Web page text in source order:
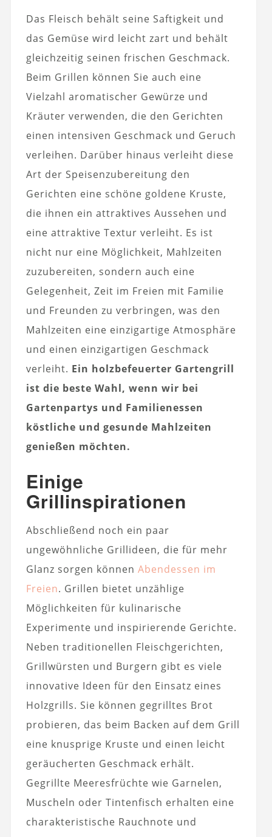
Das Fleisch behält seine Saftigkeit und
das Gemüse wird leicht zart und behält
gleichzeitig seinen frischen Geschmack.
Beim Grillen können Sie auch eine
Vielzahl aromatischer Gewürze und
Kräuter verwenden, die den Gerichten
einen intensiven Geschmack und Geruch
verleihen. Darüber hinaus verleiht diese
Art der Speisenzubereitung den
Gerichten eine schöne goldene Kruste,
die ihnen ein attraktives Aussehen und
eine attraktive Textur verleiht. Es ist
nicht nur eine Möglichkeit, Mahlzeiten
zuzubereiten, sondern auch eine
Gelegenheit, Zeit im Freien mit Familie
und Freunden zu verbringen, was den
Mahlzeiten eine einzigartige Atmosphäre
und einen einzigartigen Geschmack
verleiht. Ein holzbefeuerter Gartengrill
ist die beste Wahl, wenn wir bei
Gartenpartys und Familienessen
köstliche und gesunde Mahlzeiten
genießen möchten.
Einige
Grillinspirationen
Abschließend noch ein paar
ungewöhnliche Grillideen, die für mehr
Glanz sorgen können Abendessen im
Freien. Grillen bietet unzählige
Möglichkeiten für kulinarische
Experimente und inspirierende Gerichte.
Neben traditionellen Fleischgerichten,
Grillwürsten und Burgern gibt es viele
innovative Ideen für den Einsatz eines
Holzgrills. Sie können gegrilltes Brot
probieren, das beim Backen auf dem Grill
eine knusprige Kruste und einen leicht
geräucherten Geschmack erhält.
Gegrillte Meeresfrüchte wie Garnelen,
Muscheln oder Tintenfisch erhalten eine
charakteristische Rauchnote und